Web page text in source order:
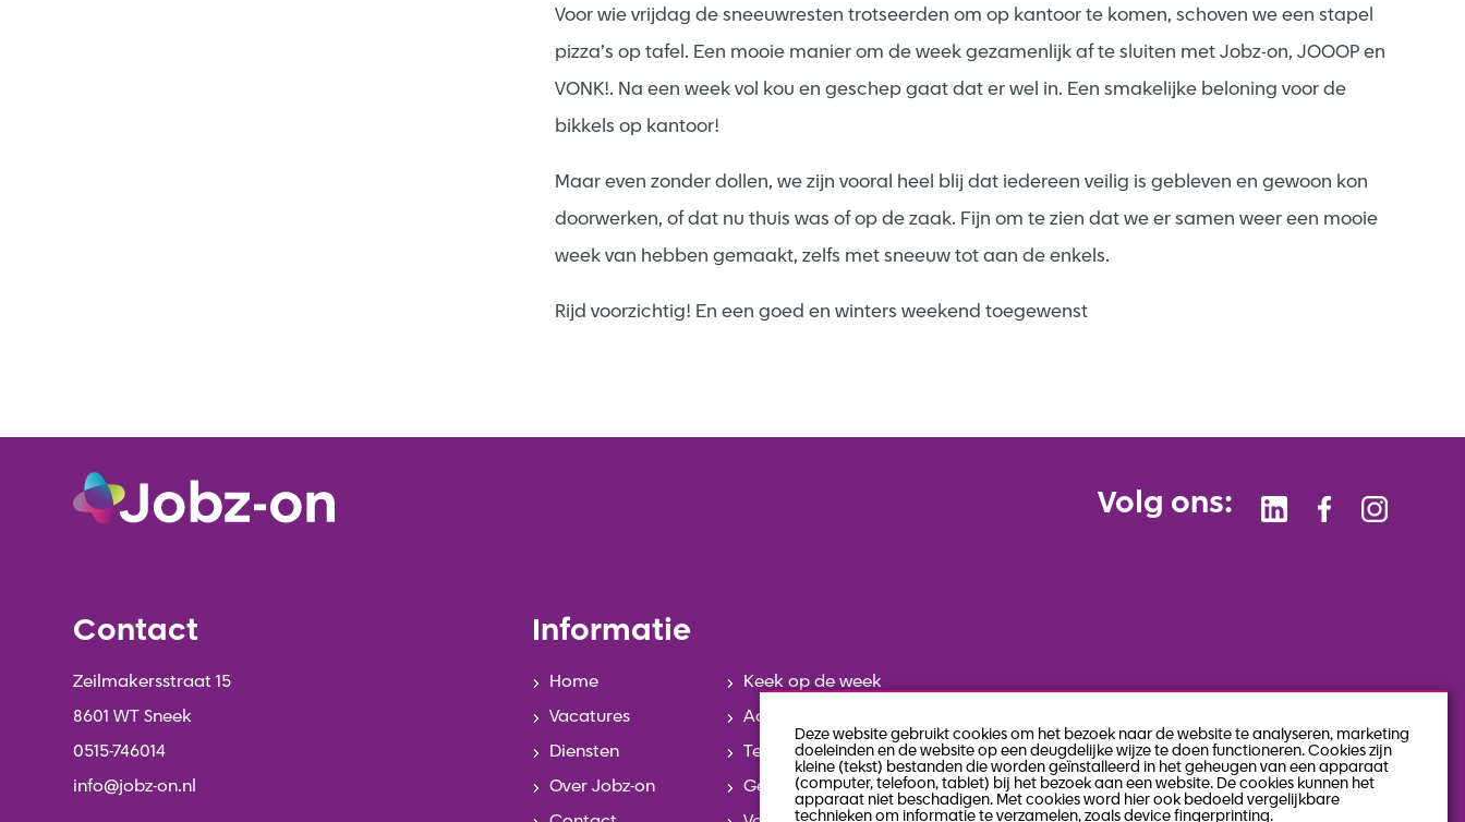
Voor wie vrijdag de sneeuwresten trotseerden om op kantoor te komen, schoven we een stapel
pizza’s op tafel. Een mooie manier om de week gezamenlijk af te sluiten met Jobz-on, JOOOP en
VONK!. Na een week vol kou en geschep gaat dat er wel in. Een smakelijke beloning voor de
bikkels op kantoor!
Maar even zonder dollen, we zijn vooral heel blij dat iedereen veilig is gebleven en gewoon kon
doorwerken, of dat nu thuis was of op de zaak. Fijn om te zien dat we er samen weer een mooie
week van hebben gemaakt, zelfs met sneeuw tot aan de enkels.
Rijd voorzichtig! En een goed en winters weekend toegewenst
Volg ons:
Contact
Zeilmakersstraat 15
8601 WT Sneek
0515-746014
info@jobz-on.nl
Informatie
Home
Vacatures
Diensten
Over Jobz-on
Keek op de week
Actueel
Team
Geschiedenis
Deze website gebruikt cookies om het bezoek naar de website te analyseren, marketing
doeleinden en de website op een deugdelijke wijze te doen functioneren. Cookies zijn
kleine (tekst) bestanden die worden geïnstalleerd in het geheugen van een apparaat
(computer, telefoon, tablet) bij het bezoek aan een website. De cookies kunnen het
apparaat niet beschadigen. Met cookies word hier ook bedoeld vergelijkbare
technieken om informatie te verzamelen, zoals device fingerprinting.